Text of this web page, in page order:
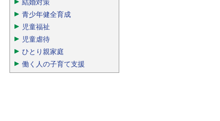
結婚対策
青少年健全育成
児童福祉
児童虐待
ひとり親家庭
働く人の子育て支援